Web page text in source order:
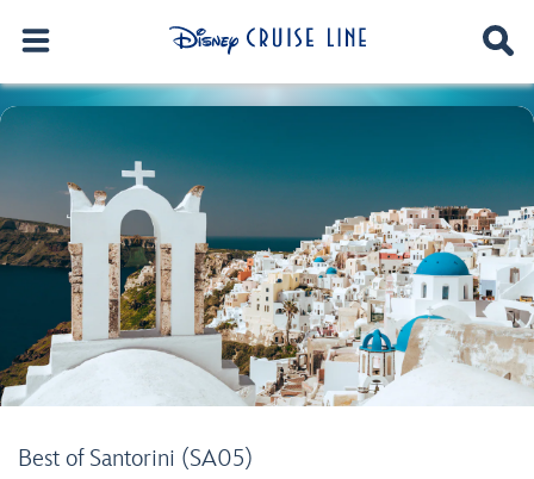
Best of Santorini (SA05)